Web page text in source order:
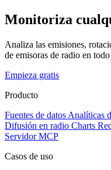
Monitoriza
Analiza las emisiones,
de emisoras de radio en
Empieza gratis
Producto
Fuentes de datos Analíticas
Difusión en radio Charts
Servidor MCP
Casos de uso